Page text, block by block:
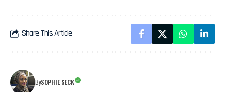
Share This Article
BySOPHIE SECK